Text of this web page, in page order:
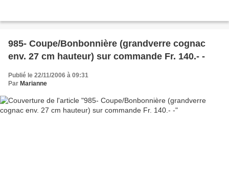
985- Coupe/Bonbonnière (grandverre cognac
env. 27 cm hauteur) sur commande Fr. 140.- -
Publié le 22/11/2006 à 09:31
Par Marianne